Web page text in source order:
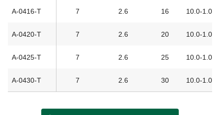
A-0416-T 7 2.6 16 10.0-1.0
A-0420-T 7 2.6 20 10.0-1.0
A-0425-T 7 2.6 25 10.0-1.0
A-0430-T 7 2.6 30 10.0-1.0